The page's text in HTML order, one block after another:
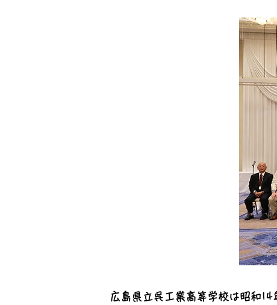
広島県立呉工業高等学校は昭和